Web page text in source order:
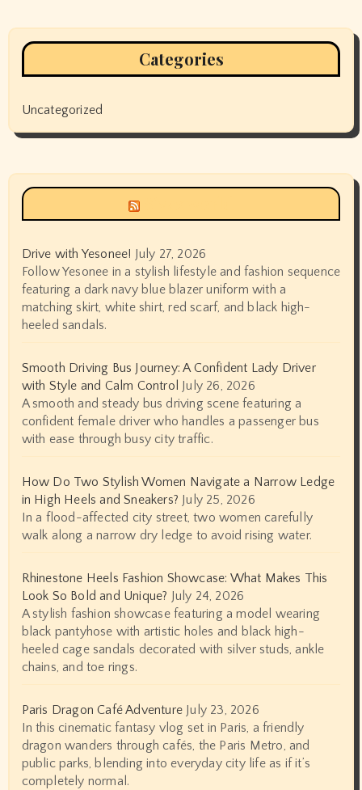
Categories
Uncategorized
Drive with Yesonee! July 27, 2026
Follow Yesonee in a stylish lifestyle and fashion sequence
featuring a dark navy blue blazer uniform with a
matching skirt, white shirt, red scarf, and black high-
heeled sandals.
Smooth Driving Bus Journey: A Confident Lady Driver
with Style and Calm Control July 26, 2026
A smooth and steady bus driving scene featuring a
confident female driver who handles a passenger bus
with ease through busy city traffic.
How Do Two Stylish Women Navigate a Narrow Ledge
in High Heels and Sneakers? July 25, 2026
In a flood-affected city street, two women carefully
walk along a narrow dry ledge to avoid rising water.
Rhinestone Heels Fashion Showcase: What Makes This
Look So Bold and Unique? July 24, 2026
A stylish fashion showcase featuring a model wearing
black pantyhose with artistic holes and black high-
heeled cage sandals decorated with silver studs, ankle
chains, and toe rings.
Paris Dragon Café Adventure July 23, 2026
In this cinematic fantasy vlog set in Paris, a friendly
dragon wanders through cafés, the Paris Metro, and
public parks, blending into everyday city life as if it’s
completely normal.